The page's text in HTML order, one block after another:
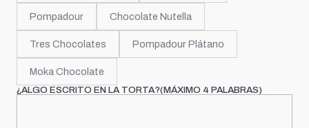
Pompadour Chocolate Nutella
Tres Chocolates Pompadour Plátano
Moka Chocolate
¿ALGO ESCRITO EN LA TORTA?(MÁXIMO 4 PALABRAS)